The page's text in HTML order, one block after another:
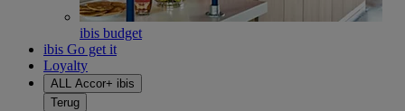
ibis budget
ibis Go get it
Loyalty
ALL Accor+ ibis
Terug